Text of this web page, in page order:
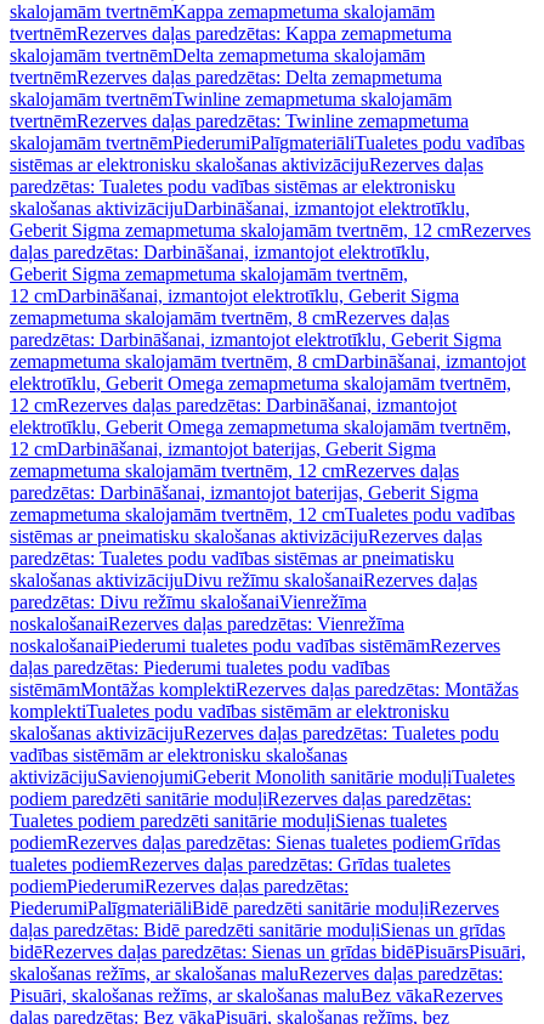
skalojamām tvertnēmKappa zemapmetuma skalojamām
tvertnēmRezerves daļas paredzētas: Kappa zemapmetuma
skalojamām tvertnēmDelta zemapmetuma skalojamām
tvertnēmRezerves daļas paredzētas: Delta zemapmetuma
skalojamām tvertnēmTwinline zemapmetuma skalojamām
tvertnēmRezerves daļas paredzētas: Twinline zemapmetuma
skalojamām tvertnēmPiederumiPalīgmateriāliTualetes podu vadības
sistēmas ar elektronisku skalošanas aktivizācijuRezerves daļas
paredzētas: Tualetes podu vadības sistēmas ar elektronisku
skalošanas aktivizācijuDarbināšanai, izmantojot elektrotīklu,
Geberit Sigma zemapmetuma skalojamām tvertnēm, 12 cmRezerves
daļas paredzētas: Darbināšanai, izmantojot elektrotīklu,
Geberit Sigma zemapmetuma skalojamām tvertnēm,
12 cmDarbināšanai, izmantojot elektrotīklu, Geberit Sigma
zemapmetuma skalojamām tvertnēm, 8 cmRezerves daļas
paredzētas: Darbināšanai, izmantojot elektrotīklu, Geberit Sigma
zemapmetuma skalojamām tvertnēm, 8 cmDarbināšanai, izmantojot
elektrotīklu, Geberit Omega zemapmetuma skalojamām tvertnēm,
12 cmRezerves daļas paredzētas: Darbināšanai, izmantojot
elektrotīklu, Geberit Omega zemapmetuma skalojamām tvertnēm,
12 cmDarbināšanai, izmantojot baterijas, Geberit Sigma
zemapmetuma skalojamām tvertnēm, 12 cmRezerves daļas
paredzētas: Darbināšanai, izmantojot baterijas, Geberit Sigma
zemapmetuma skalojamām tvertnēm, 12 cmTualetes podu vadības
sistēmas ar pneimatisku skalošanas aktivizācijuRezerves daļas
paredzētas: Tualetes podu vadības sistēmas ar pneimatisku
skalošanas aktivizācijuDivu režīmu skalošanaiRezerves daļas
paredzētas: Divu režīmu skalošanaiVienrežīma
noskalošanaiRezerves daļas paredzētas: Vienrežīma
noskalošanaiPiederumi tualetes podu vadības sistēmāmRezerves
daļas paredzētas: Piederumi tualetes podu vadības
sistēmāmMontāžas komplektiRezerves daļas paredzētas: Montāžas
komplektiTualetes podu vadības sistēmām ar elektronisku
skalošanas aktivizācijuRezerves daļas paredzētas: Tualetes podu
vadības sistēmām ar elektronisku skalošanas
aktivizācijuSavienojumiGeberit Monolith sanitārie moduļiTualetes
podiem paredzēti sanitārie moduļiRezerves daļas paredzētas:
Tualetes podiem paredzēti sanitārie moduļiSienas tualetes
podiemRezerves daļas paredzētas: Sienas tualetes podiemGrīdas
tualetes podiemRezerves daļas paredzētas: Grīdas tualetes
podiemPiederumiRezerves daļas paredzētas:
PiederumiPalīgmateriāliBidē paredzēti sanitārie moduļiRezerves
daļas paredzētas: Bidē paredzēti sanitārie moduļiSienas un grīdas
bidēRezerves daļas paredzētas: Sienas un grīdas bidēPisuārsPisuāri,
skalošanas režīms, ar skalošanas maluRezerves daļas paredzētas:
Pisuāri, skalošanas režīms, ar skalošanas maluBez vākaRezerves
daļas paredzētas: Bez vākaPisuāri, skalošanas režīms, bez